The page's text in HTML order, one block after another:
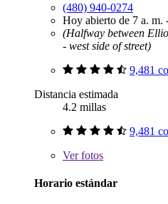
(480) 940-0274
Hoy abierto de 7 a. m.
(Halfway between
- west side of street)
9,481
Distancia estimada
4.2 millas
9,481
Verfotos
Horario estándar